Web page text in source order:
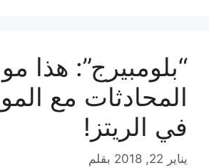
“بلومبيرج”: هذا
المحادثات مع
في الريتز!
يناير 22, 2018 بقلم